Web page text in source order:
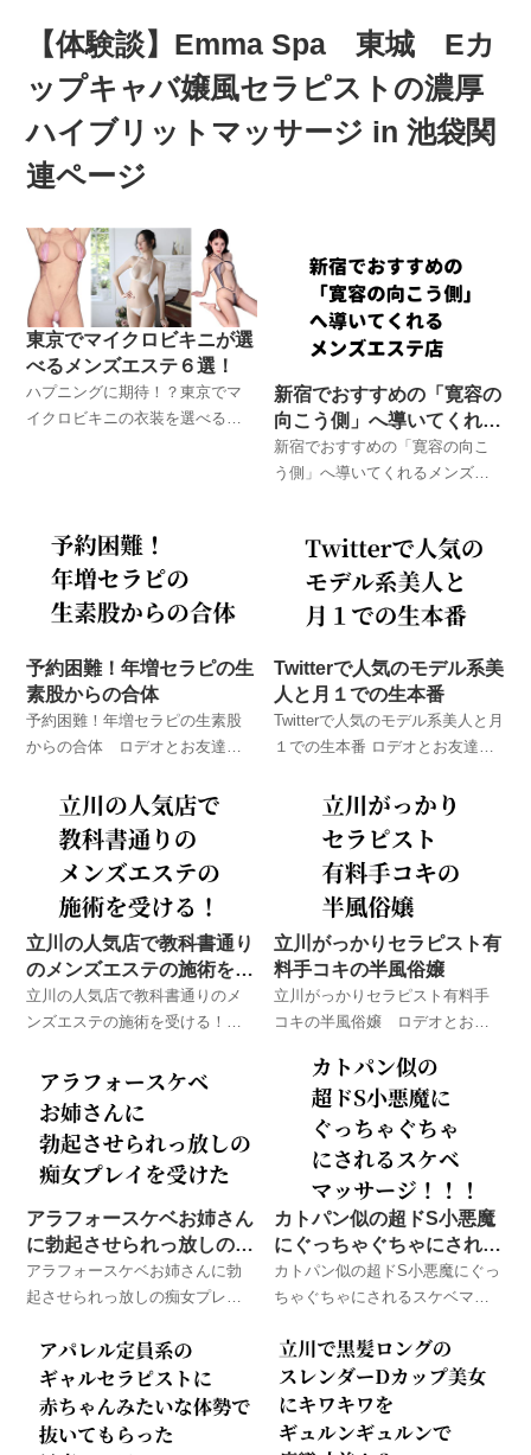
【体験談】Emma Spa 東城 Eカ
ップキャバ嬢風セラピストの濃厚
ハイブリットマッサージ in 池袋関
連ページ
東京でマイクロビキニが選
べるメンズエステ６選！
ハプニングに期待！？東京でマ
イクロビキニの衣装を選べるメ
談！
新宿でおすすめの「寛容の
向こう側」へ導いてくれる
メンズエステ店
新宿でおすすめの「寛容の向こ
う側」へ導いてくれるメンズエ
体験したメンズエステでのハプ
ニング体験談！
予約困難！年増セラピの生
素股からの合体
予約困難！年増セラピの生素股
からの合体 ロデオとお友達が
のハプニング体験談！
Twitterで人気のモデル系美
人と月１での生本番
Twitterで人気のモデル系美人と月
１での生本番 ロデオとお友達が
のハプニング体験談！
立川の人気店で教科書通り
のメンズエステの施術を受
ける！
立川の人気店で教科書通りのメ
ンズエステの施術を受ける！
たメンズエステでのハプニング
体験談！
立川がっかりセラピスト有
料手コキの半風俗嬢
立川がっかりセラピスト有料手
コキの半風俗嬢 ロデオとお友
テでのハプニング体験談！
アラフォースケベお姉さん
に勃起させられっ放しの痴
女プレイを受けた
アラフォースケベお姉さんに勃
起させられっ放しの痴女プレイ
に体験したメンズエステでのハ
プニング体験談！
カトパン似の超ドS小悪魔
にぐっちゃぐちゃにされる
スケベマッサージ！！！
カトパン似の超ドS小悪魔にぐっ
ちゃぐちゃにされるスケベマッ
が実際に体験したメンズエステ
でのハプニング体験談！